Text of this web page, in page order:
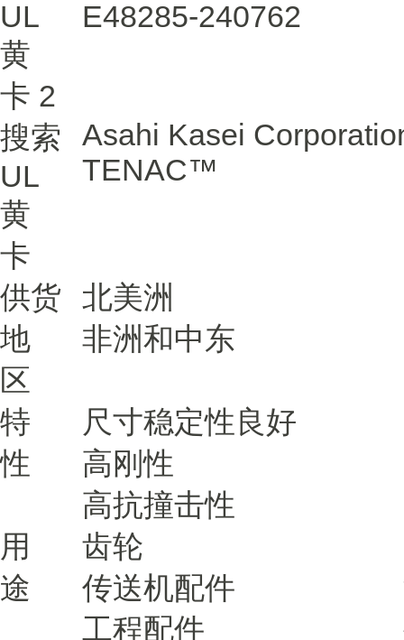
UL
黄
卡 2
E48285-240762
搜索
UL
黄
卡
Asahi Kasei
TENAC™
供货
地
区
北美洲
非洲和中东
特
性
尺寸稳定性良好
高刚性
高抗撞击性
用
途
齿轮
传送机配件
工程配件